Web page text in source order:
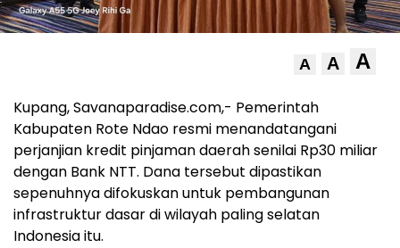
A A A
Kupang, Savanaparadise.com,- Pemerintah
Kabupaten Rote Ndao resmi menandatangani
perjanjian kredit pinjaman daerah senilai Rp30 miliar
dengan Bank NTT. Dana tersebut dipastikan
sepenuhnya difokuskan untuk pembangunan
infrastruktur dasar di wilayah paling selatan
Indonesia itu.